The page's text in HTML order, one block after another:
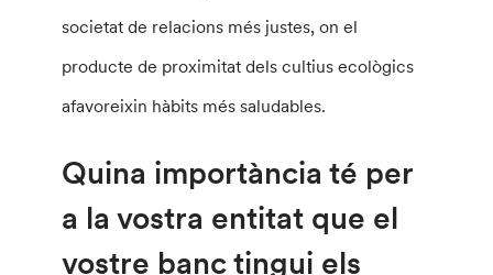
societat de relacions més justes, on el
producte de proximitat dels cultius ecològics
afavoreixin hàbits més saludables.
Quina importància té per
a la vostra entitat que el
vostre banc tingui els